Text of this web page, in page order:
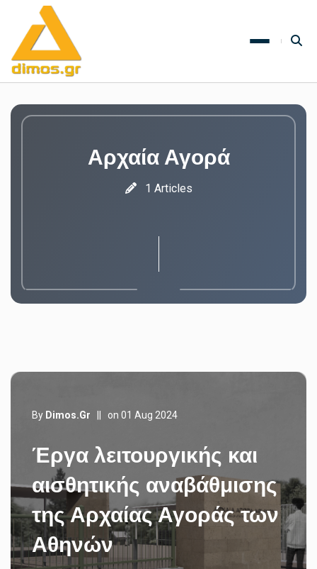
Αρχαία Αγορά
1 Articles
By Dimos.gr on 01 Aug 2024
Έργα λειτουργικής και
αισθητικής αναβάθμισης
της Αρχαίας Αγοράς των
Αθηνών